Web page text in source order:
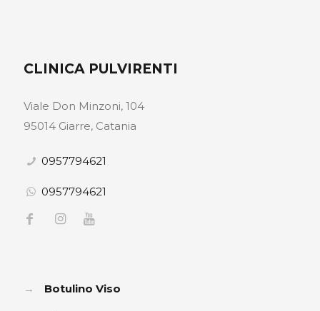
CLINICA PULVIRENTI
Viale Don Minzoni, 104
95014 Giarre, Catania
0957794621
0957794621
→ Botulino Viso